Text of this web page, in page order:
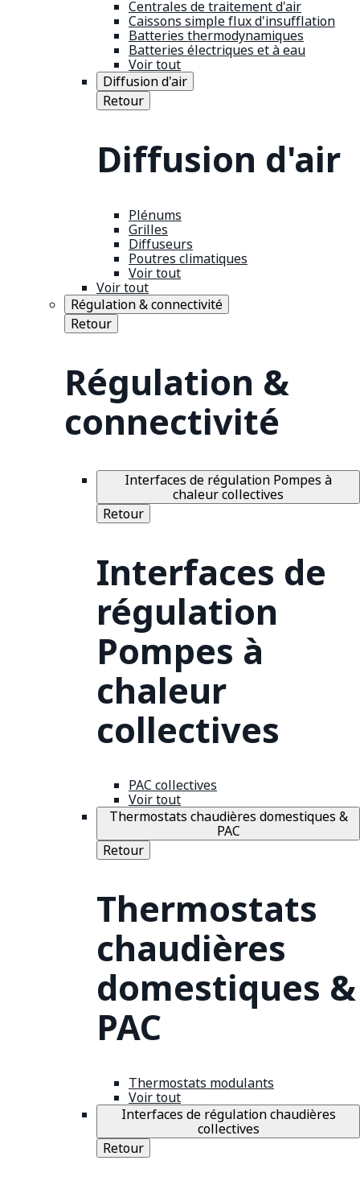
Centrales de traitement d'air
Caissons simple flux d'insufflation
Batteries thermodynamiques
Batteries électriques et à eau
Voir tout
Diffusion d'air
Retour
Diffusion d'air
Plénums
Grilles
Diffuseurs
Poutres climatiques
Voir tout
Voir tout
Régulation & connectivité
Retour
Régulation &
connectivité
Interfaces de régulation Pompes à
chaleur collectives
Retour
Interfaces de
régulation
Pompes à
chaleur
collectives
PAC collectives
Voir tout
Thermostats chaudières domestiques &
PAC
Retour
Thermostats
chaudières
domestiques &
PAC
Thermostats modulants
Voir tout
Interfaces de régulation chaudières
collectives
Retour